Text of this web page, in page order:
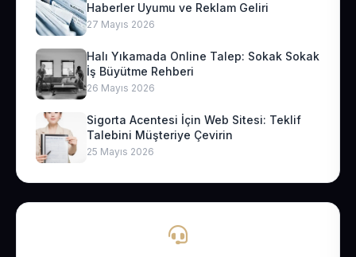
Haberler Uyumu ve Reklam Geliri
27 Mayıs 2026
Halı Yıkamada Online Talep: Sokak Sokak
İş Büyütme Rehberi
26 Mayıs 2026
Sigorta Acentesi İçin Web Sitesi: Teklif
Talebini Müşteriye Çevirin
25 Mayıs 2026